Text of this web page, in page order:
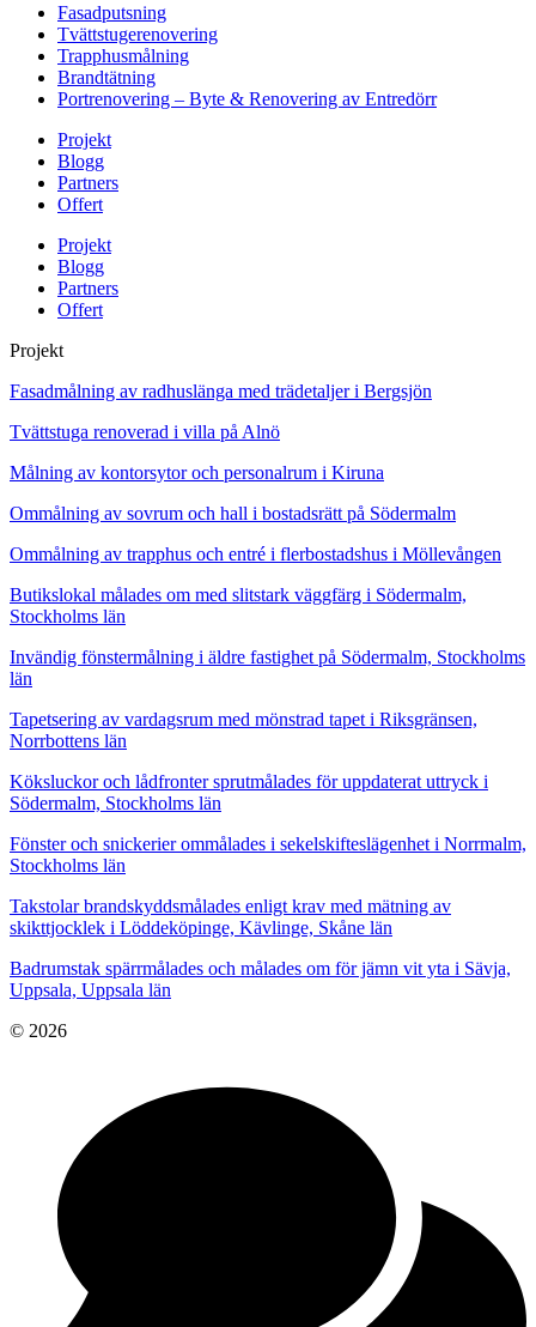
Fasadputsning
Tvättstugerenovering
Trapphusmålning
Brandtätning
Portrenovering – Byte & Renovering av Entredörr
Projekt
Blogg
Partners
Offert
Projekt
Blogg
Partners
Offert
Projekt
Fasadmålning av radhuslänga med trädetaljer i Bergsjön
Tvättstuga renoverad i villa på Alnö
Målning av kontorsytor och personalrum i Kiruna
Ommålning av sovrum och hall i bostadsrätt på Södermalm
Ommålning av trapphus och entré i flerbostadshus i Möllevången
Butikslokal målades om med slitstark väggfärg i Södermalm,
Stockholms län
Invändig fönstermålning i äldre fastighet på Södermalm, Stockholms
län
Tapetsering av vardagsrum med mönstrad tapet i Riksgränsen,
Norrbottens län
Köksluckor och lådfronter sprutmålades för uppdaterat uttryck i
Södermalm, Stockholms län
Fönster och snickerier ommålades i sekelskifteslägenhet i Norrmalm,
Stockholms län
Takstolar brandskyddsmålades enligt krav med mätning av
skikttjocklek i Löddeköpinge, Kävlinge, Skåne län
Badrumstak spärrmålades och målades om för jämn vit yta i Sävja,
Uppsala, Uppsala län
© 2026